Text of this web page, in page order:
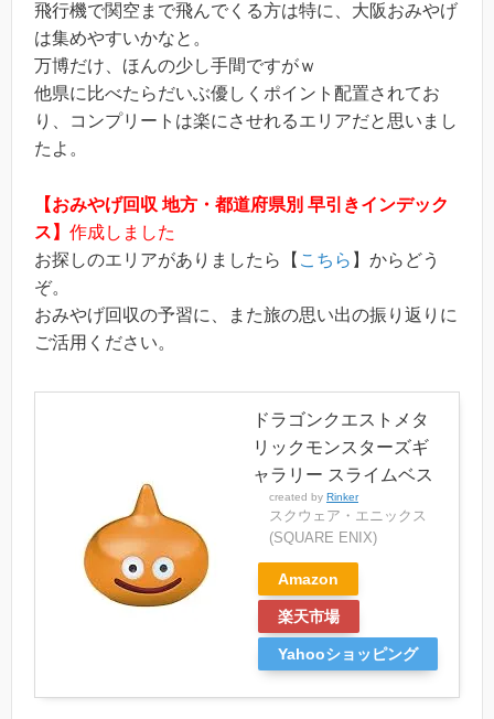
飛行機で関空まで飛んでくる方は特に、大阪おみやげ
は集めやすいかなと。
万博だけ、ほんの少し手間ですがｗ
他県に比べたらだいぶ優しくポイント配置されてお
り、コンプリートは楽にさせれるエリアだと思いまし
たよ。
【おみやげ回収 地方・都道府県別 早引きインデック
ス】 作成しました
お探しのエリアがありましたら【 こちら 】からどう
ぞ。
おみやげ回収の予習に、また旅の思い出の振り返りに
ご活用ください。
ドラゴンクエストメタ
リックモンスターズギ
ャラリー スライムベス
created by Rinker
スクウェア・エニックス
(SQUARE ENIX)
Amazon
楽天市場
Yahooショッピング